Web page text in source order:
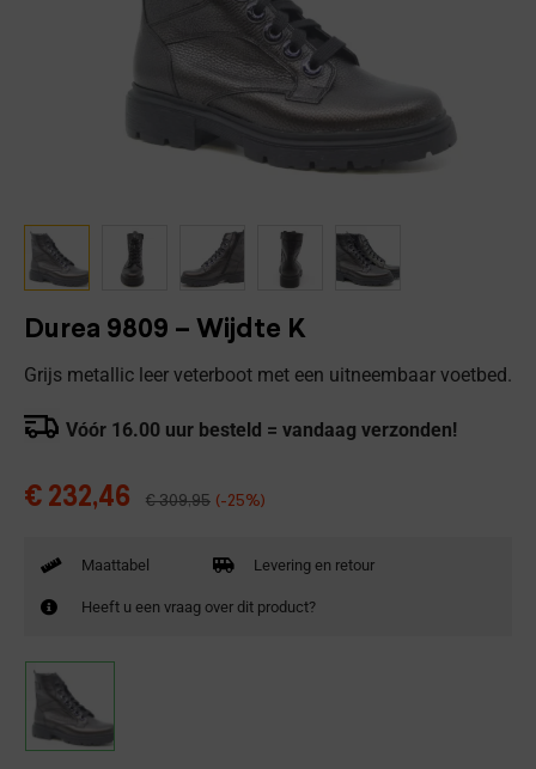
Durea 9809 – Wijdte K
Grijs metallic leer veterboot met een uitneembaar voetbed.
Vóór 16.00 uur besteld = vandaag verzonden!
€ 232,46 €309,95 (-25%)
Maattabel Levering en retour
Heeft u een vraag over dit product?